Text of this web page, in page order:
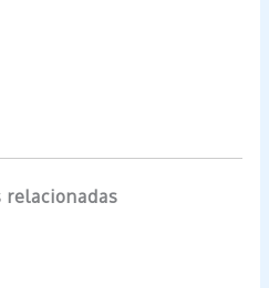
relacionadas